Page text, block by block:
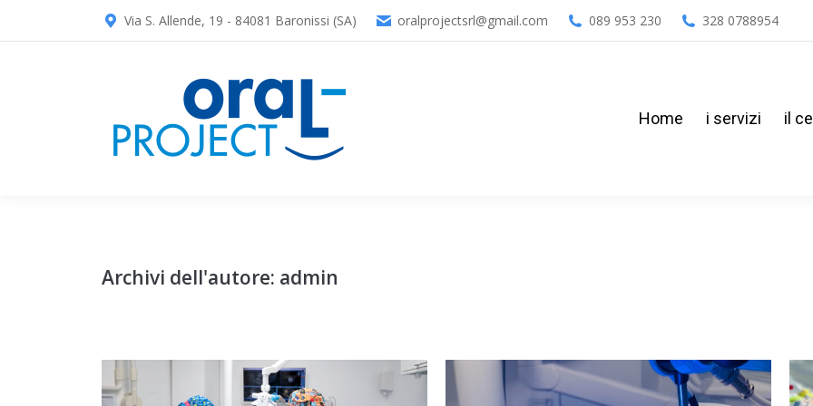
Via S. Allende, 19 - 84081 Baronissi (SA) oralprojectsrl@gmail.com 089 953 230 328 0788954
Home i servizi il
Archivi dell'autore: admin